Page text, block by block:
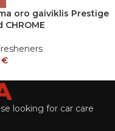
oro gaiviklis Prestige
CHROME
€
looking for car care